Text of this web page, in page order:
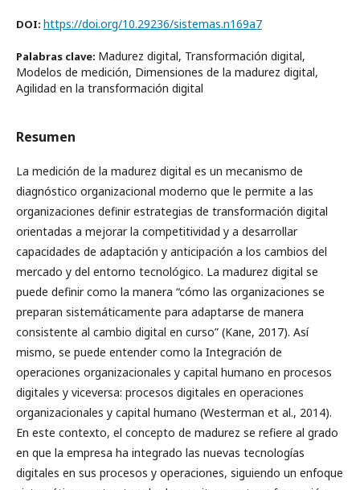
DOI: https://doi.org/10.29236/sistemas.n169a7
Palabras clave: Madurez digital, Transformación digital,
Modelos de medición, Dimensiones de la madurez digital,
Agilidad en la transformación digital
Resumen
La medición de la madurez digital es un mecanismo de
diagnóstico organizacional moderno que le permite a las
organizaciones definir estrategias de transformación digital
orientadas a mejorar la competitividad y a desarrollar
capacidades de adaptación y anticipación a los cambios del
mercado y del entorno tecnológico. La madurez digital se
puede definir como la manera “cómo las organizaciones se
preparan sistemáticamente para adaptarse de manera
consistente al cambio digital en curso” (Kane, 2017). Así
mismo, se puede entender como la Integración de
operaciones organizacionales y capital humano en procesos
digitales y viceversa: procesos digitales en operaciones
organizacionales y capital humano (Westerman et al., 2014).
En este contexto, el concepto de madurez se refiere al grado
en que la empresa ha integrado las nuevas tecnologías
digitales en sus procesos y operaciones, siguiendo un enfoque